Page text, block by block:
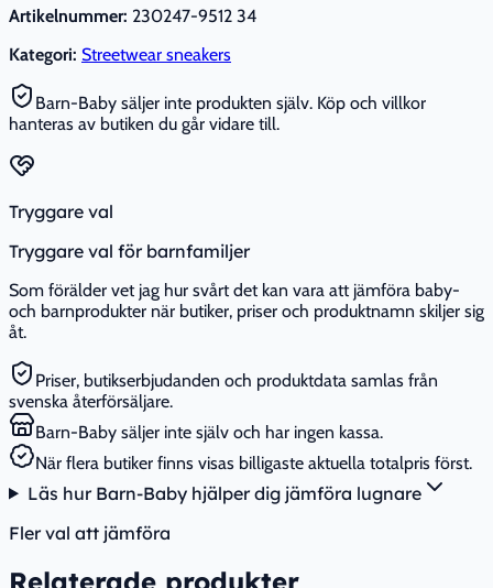
Artikelnummer: 230247-9512 34
Kategori: Streetwear sneakers
Barn-Baby säljer inte produkten själv. Köp och villkor
hanteras av butiken du går vidare till.
Tryggare val
Tryggare val för barnfamiljer
Som förälder vet jag hur svårt det kan vara att jämföra baby-
och barnprodukter när butiker, priser och produktnamn skiljer sig
åt.
Priser, butikserbjudanden och produktdata samlas från
svenska återförsäljare.
Barn-Baby säljer inte själv och har ingen kassa.
När flera butiker finns visas billigaste aktuella totalpris först.
Läs hur Barn-Baby hjälper dig jämföra lugnare
Fler val att jämföra